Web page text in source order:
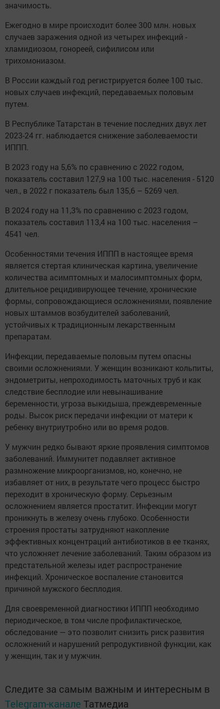
значимость.
Ежегодно в мире происходит более 300 млн. новых
случаев заражения одной из четырех инфекций -
хламидиозом, гонореей, сифилисом или
трихомониазом.
В России каждый год регистрируется более 100 тыс.
новых случаев инфекций, передаваемых половым
путем.
В Республике Татарстан в течение последних двух лет
2023-24 гг. наблюдается снижение заболеваемости
ИППП.
В 2023 году на 5,6% по сравнению с 2022 годом,
показатель составил 127,9 на 100 тыс. населения - 5120
чел., в 2022 г показатель был 135,6 – 5269 чел.
В 2024 году на 11,3% по сравнению с 2023 годом,
показатель составил 113,4 на 100 тыс. населения –
4541 чел.
Особенностями течения ИППП в настоящее время
является стертая клиническая картина, увеличение
количества асимптомных и малосимптомных форм,
длительное рецидивирующее течение, хронические
формы, сопровождающиеся осложнениями, появление
новых штаммов возбудителей заболеваний,
устойчивых к традиционным лекарственным
препаратам.
Инфекции, передаваемые половым путем опасны
своими осложнениями. У женщин возникают кольпиты,
эндометриты, непроходимость маточных труб и как
следствие бесплодие или невынашивание
беременности, угроза выкидыша, преждевременные
роды. Высок риск передачи инфекции от матери к
ребенку внутриутробно или во время родов.
У мужчин редко бывают яркие проявления симптомов
заболеваний. Иммунитет подавляет активное
размножение микроорганизмов, но, конечно, не
избавляет от них, в результате чего процесс быстро
переходит в хроническую форму. Серьезным
осложнением является простатит. Инфекции могут
проникнуть в железу очень глубоко. Особенности
строения простаты затрудняют накопление
эффективных концентраций антибиотиков в ее тканях,
что усложняет лечение заболеваний. Таким образом из
предстательной железы идет распространение
инфекций. Хроническое воспаление становится
причиной мужского бесплодия.
Для своевременной диагностики ИППП необходимо
периодическое, в том числе профилактическое,
обследование — это позволит снизить риск развития
осложнений и нарушений репродуктивной функции, как
у женщин, так и у мужчин.
Следите за самым важным и интересным в
Telegram-канале Татмедиа